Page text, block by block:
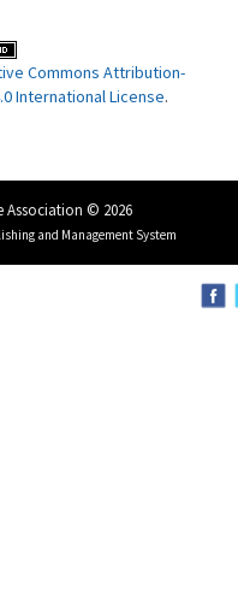
Commons Attribution-
International License.
Association © 2026
and Management System